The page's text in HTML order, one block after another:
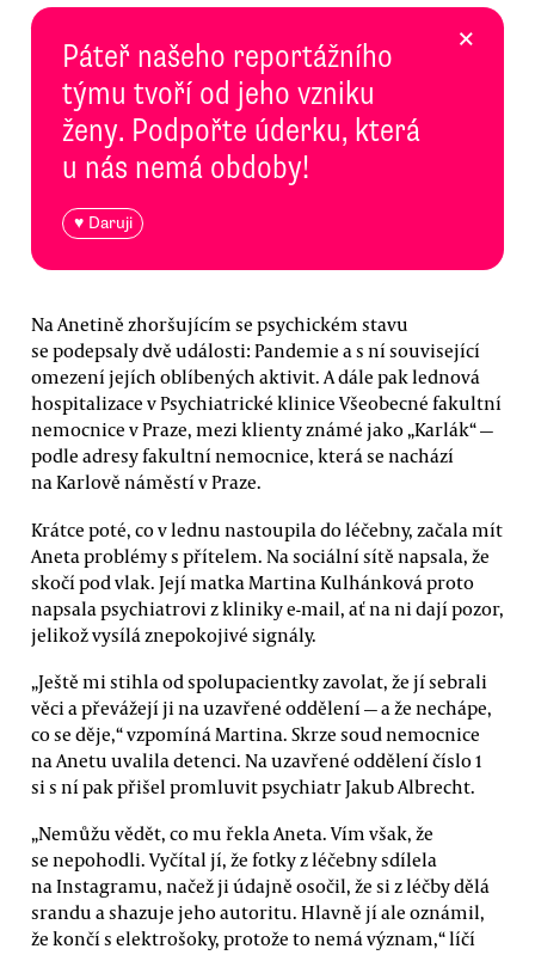
Páteř našeho reportážního
týmu tvoří od jeho vzniku
ženy. Podpořte úderku, která
u nás nemá obdoby!
♥ Daruji
×
Na Anetině zhoršujícím se psychickém stavu
se podepsaly dvě události: Pandemie a s ní související
omezení jejích oblíbených aktivit. A dále pak lednová
hospitalizace v Psychiatrické klinice Všeobecné fakultní
nemocnice v Praze, mezi klienty známé jako „Karlák“ —
podle adresy fakultní nemocnice, která se nachází
na Karlově náměstí v Praze.
Krátce poté, co v lednu nastoupila do léčebny, začala mít
Aneta problémy s přítelem. Na sociální sítě napsala, že
skočí pod vlak. Její matka Martina Kulhánková proto
napsala psychiatrovi z kliniky e-mail, ať na ni dají pozor,
jelikož vysílá znepokojivé signály.
„Ještě mi stihla od spolupacientky zavolat, že jí sebrali
věci a převážejí ji na uzavřené oddělení — a že nechápe,
co se děje,“ vzpomíná Martina. Skrze soud nemocnice
na Anetu uvalila detenci. Na uzavřené oddělení číslo 1
si s ní pak přišel promluvit psychiatr Jakub Albrecht.
„Nemůžu vědět, co mu řekla Aneta. Vím však, že
se nepohodli. Vyčítal jí, že fotky z léčebny sdílela
na Instagramu, načež ji údajně osočil, že si z léčby dělá
srandu a shazuje jeho autoritu. Hlavně jí ale oznámil,
že končí s elektrošoky, protože to nemá význam,“ líčí